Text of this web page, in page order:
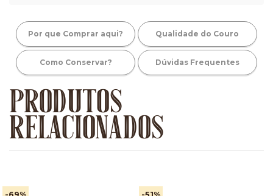
Por que Comprar aqui? Qualidade do Couro
Como Conservar? Dúvidas Frequentes
PRODUTOS
RELACIONADOS